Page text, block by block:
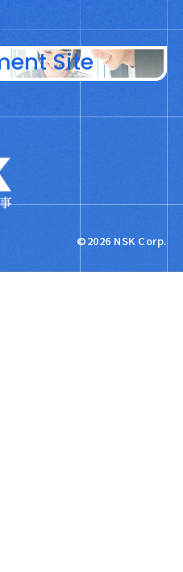
Site
©2026 NSK Corp.